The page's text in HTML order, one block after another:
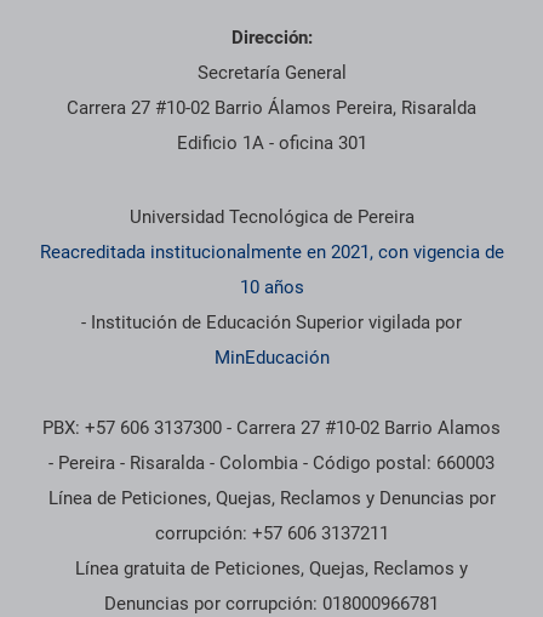
Dirección:
Secretaría General
Carrera 27 #10-02 Barrio Álamos Pereira, Risaralda
Edificio 1A - oficina 301
Información institucional
Universidad Tecnológica de Pereira
Reacreditada institucionalmente en 2021, con vigencia de
10 años
- Institución de Educación Superior vigilada por
MinEducación
PBX: +57 606 3137300 - Carrera 27 #10-02 Barrio Alamos
- Pereira - Risaralda - Colombia - Código postal: 660003
Línea de Peticiones, Quejas, Reclamos y Denuncias por
corrupción: +57 606 3137211
Línea gratuita de Peticiones, Quejas, Reclamos y
Denuncias por corrupción: 018000966781